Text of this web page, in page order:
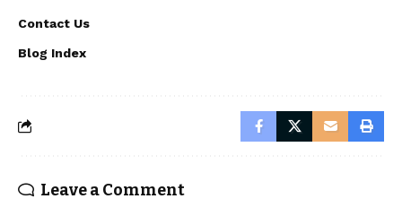
Contact Us
Blog Index
Leave a Comment